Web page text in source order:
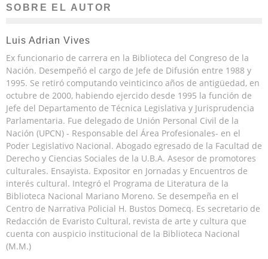
SOBRE EL AUTOR
Luis Adrian Vives
Ex funcionario de carrera en la Biblioteca del Congreso de la
Nación. Desempeñó el cargo de Jefe de Difusión entre 1988 y
1995. Se retiró computando veinticinco años de antigüedad, en
octubre de 2000, habiendo ejercido desde 1995 la función de
Jefe del Departamento de Técnica Legislativa y Jurisprudencia
Parlamentaria. Fue delegado de Unión Personal Civil de la
Nación (UPCN) - Responsable del Área Profesionales- en el
Poder Legislativo Nacional. Abogado egresado de la Facultad de
Derecho y Ciencias Sociales de la U.B.A. Asesor de promotores
culturales. Ensayista. Expositor en Jornadas y Encuentros de
interés cultural. Integró el Programa de Literatura de la
Biblioteca Nacional Mariano Moreno. Se desempeña en el
Centro de Narrativa Policial H. Bustos Domecq. Es secretario de
Redacción de Evaristo Cultural, revista de arte y cultura que
cuenta con auspicio institucional de la Biblioteca Nacional
(M.M.)